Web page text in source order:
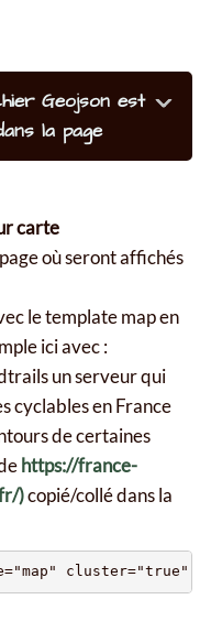
Geojson est
la page
carte
où seront affichés
le template map en
ici avec :
un serveur qui
cyclables en France
de certaines
https://france-
)copié/collé dans la